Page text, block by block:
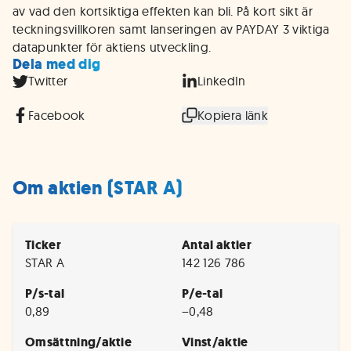
av vad den kortsiktiga effekten kan bli. På kort sikt är
teckningsvillkoren samt lanseringen av PAYDAY 3 viktiga
datapunkter för aktiens utveckling.
Dela med dig
Twitter LinkedIn
Facebook Kopiera länk
Om aktien (STAR A)
Ticker
STAR A
Antal aktier
142 126 786
P/s-tal
0,89
P/e-tal
−0,48
Omsättning/aktie Vinst/aktie